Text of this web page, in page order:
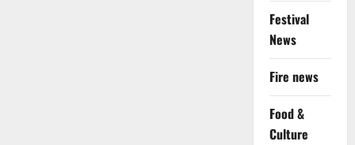
Festival
News
Fire news
Food &
Culture